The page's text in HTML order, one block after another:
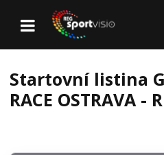
Startovní listina
RACE OSTRAVA -